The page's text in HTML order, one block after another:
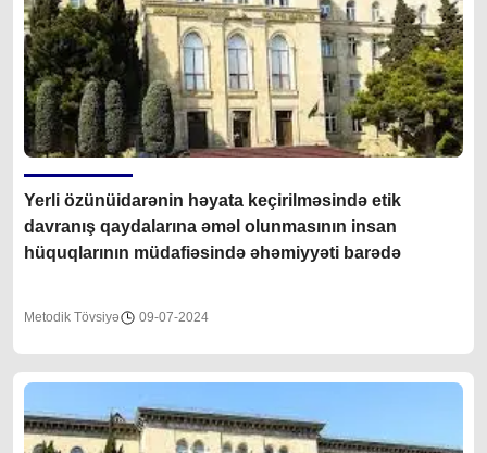
Yerli özünüidarənin həyata keçirilməsində etik
davranış qaydalarına əməl olunmasının insan
hüquqlarının müdafiəsində əhəmiyyəti barədə
Metodik Tövsiyə 09-07-2024